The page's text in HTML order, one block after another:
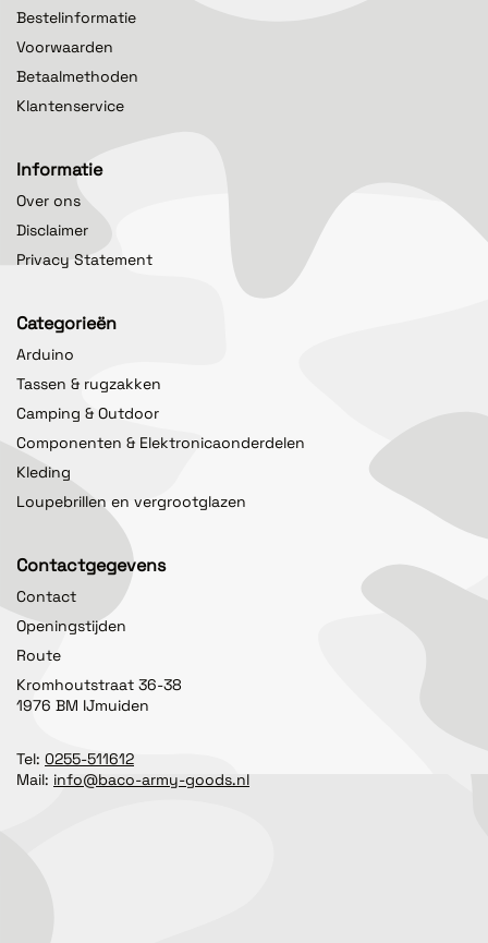
Bestelinformatie
Voorwaarden
Betaalmethoden
Klantenservice
Informatie
Over ons
Disclaimer
Privacy Statement
Categorieën
Arduino
Tassen & rugzakken
Camping & Outdoor
Componenten & Elektronicaonderdelen
Kleding
Loupebrillen en vergrootglazen
Contactgegevens
Contact
Openingstijden
Route
Kromhoutstraat 36-38
1976 BM IJmuiden
Tel: 0255-511612
Mail: info@baco-army-goods.nl